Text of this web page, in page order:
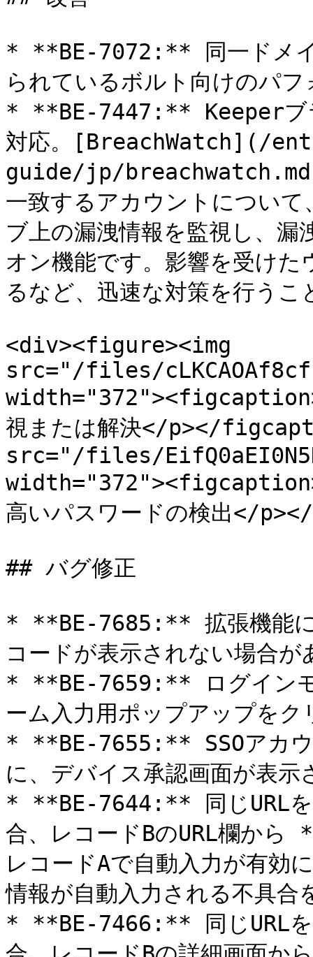
* **BE-7072:** 同一ドメイ
られているボルト向けのパ
* **BE-7447:** Keeperブ
対応。[BreachWatch](/
guide/jp/breachwatch.md)
一致するアカウントについ
ブ上の漏洩情報を監視し、
オン機能です。影響を受け
るなど、迅速な対策を行うこ
<div><figure><img
src="/files/
視または解決</p></
src="/files/
高いパスワードの検出</
## バグ修正
* **BE-7685:** 拡張機能に
コードが表示されない場合が
* **BE-7659:** ログインモ
ーム入力用ポップアップを
* **BE-7655:** SSOアカウ
に、デバイス承認画面が表示
* **BE-7644:** 同じURLを
合、レコードBのURL欄か
レコードAで自動入力が有効
情報が自動入力される不具合
* **BE-7466:** 同じURLを